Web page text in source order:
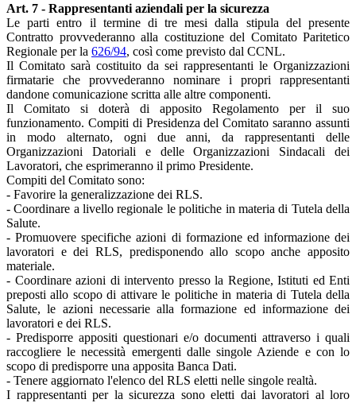
Art. 7 - Rappresentanti aziendali per la sicurezza
Le parti entro il termine di tre mesi dalla stipula del presente
Contratto provvederanno alla costituzione del Comitato Paritetico
Regionale per la 626/94, così come previsto dal CCNL.
Il Comitato sarà costituito da sei rappresentanti le Organizzazioni
firmatarie che provvederanno nominare i propri rappresentanti
dandone comunicazione scritta alle altre componenti.
Il Comitato si doterà di apposito Regolamento per il suo
funzionamento. Compiti di Presidenza del Comitato saranno assunti
in modo alternato, ogni due anni, da rappresentanti delle
Organizzazioni Datoriali e delle Organizzazioni Sindacali dei
Lavoratori, che esprimeranno il primo Presidente.
Compiti del Comitato sono:
- Favorire la generalizzazione dei RLS.
- Coordinare a livello regionale le politiche in materia di Tutela della
Salute.
- Promuovere specifiche azioni di formazione ed informazione dei
lavoratori e dei RLS, predisponendo allo scopo anche apposito
materiale.
- Coordinare azioni di intervento presso la Regione, Istituti ed Enti
preposti allo scopo di attivare le politiche in materia di Tutela della
Salute, le azioni necessarie alla formazione ed informazione dei
lavoratori e dei RLS.
- Predisporre appositi questionari e/o documenti attraverso i quali
raccogliere le necessità emergenti dalle singole Aziende e con lo
scopo di predisporre una apposita Banca Dati.
- Tenere aggiornato l'elenco del RLS eletti nelle singole realtà.
I rappresentanti per la sicurezza sono eletti dai lavoratori al loro